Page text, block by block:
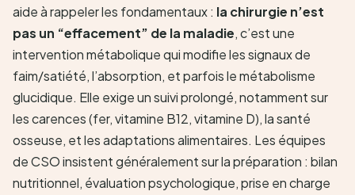
aide à rappeler les fondamentaux : la chirurgie n’est
pas un “effacement” de la maladie, c’est une
intervention métabolique qui modifie les signaux de
faim/satiété, l’absorption, et parfois le métabolisme
glucidique. Elle exige un suivi prolongé, notamment sur
les carences (fer, vitamine B12, vitamine D), la santé
osseuse, et les adaptations alimentaires. Les équipes
de CSO insistent généralement sur la préparation : bilan
nutritionnel, évaluation psychologique, prise en charge